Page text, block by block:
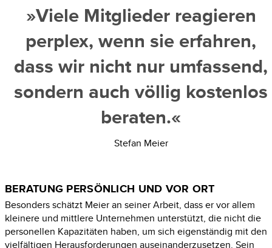
»Viele Mitglieder reagieren
perplex, wenn sie erfahren,
dass wir nicht nur umfassend,
sondern auch völlig kostenlos
beraten.«
Stefan Meier
BERATUNG PERSÖNLICH UND VOR ORT
Besonders schätzt Meieran seiner Arbeit, dass er vor allem
kleinere und mittlere Unternehmen unterstützt, die nicht die
personellen Kapazitäten haben, um sich eigenständig mit den
vielfältigen Herausforderungen auseinanderzusetzen. Sein